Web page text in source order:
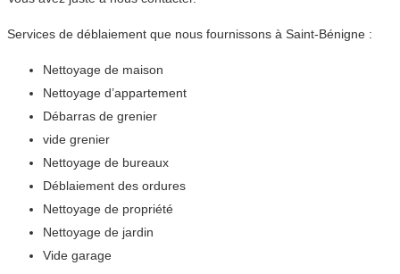
Services de déblaiement que nous fournissons à Saint-Bénigne :
Nettoyage de maison
Nettoyage d’appartement
Débarras de grenier
vide grenier
Nettoyage de bureaux
Déblaiement des ordures
Nettoyage de propriété
Nettoyage de jardin
Vide garage